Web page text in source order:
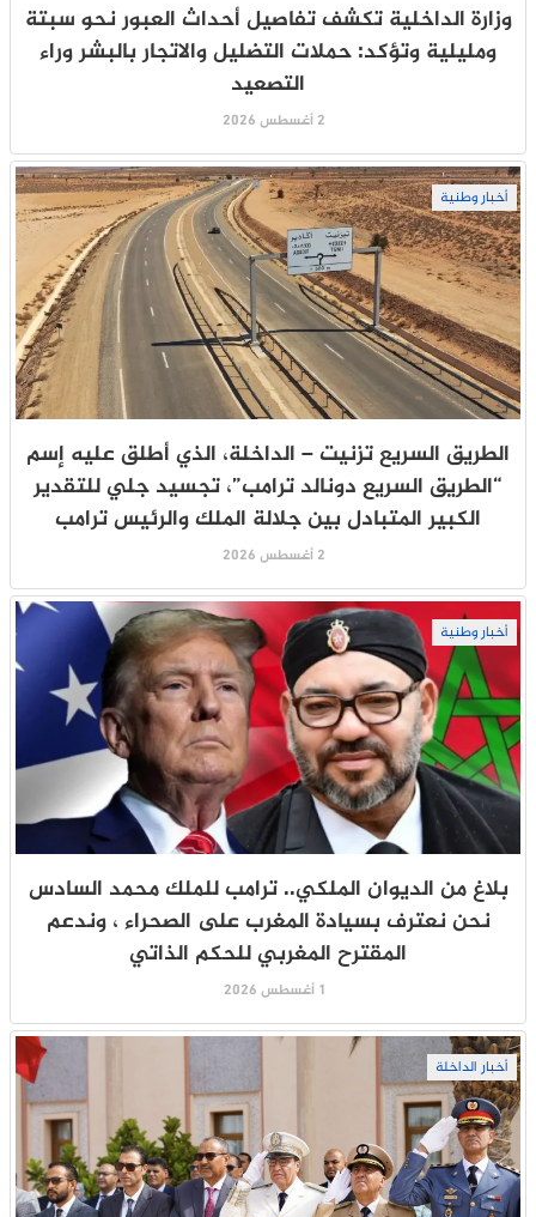
وزارة الداخلية تكشف تفاصيل أحداث العبور نحو سبتة
ومليلية وتؤكد: حملات التضليل والاتجار بالبشر وراء
التصعيد
2 أغسطس 2026
أخبار وطنية
الطريق السريع تزنيت – الداخلة، الذي أطلق عليه إسم
“الطريق السريع دونالد ترامب”، تجسيد جلي للتقدير
الكبير المتبادل بين جلالة الملك والرئيس ترامب
2 أغسطس 2026
أخبار وطنية
بلاغ من الديوان الملكي.. ترامب للملك محمد السادس
نحن نعترف بسيادة المغرب على الصحراء ، وندعم
المقترح المغربي للحكم الذاتي
1 أغسطس 2026
أخبار الداخلة